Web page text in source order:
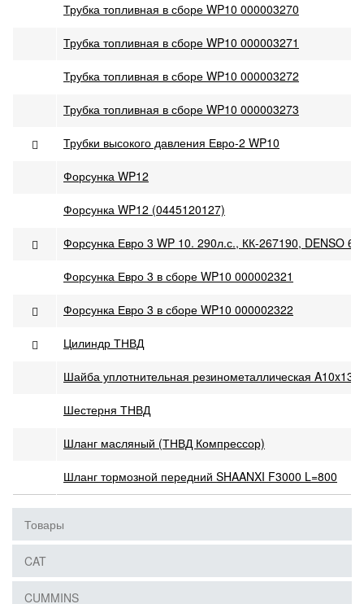
Трубка топливная в сборе WP10 000003270
Трубка топливная в сборе WP10 000003271
Трубка топливная в сборе WP10 000003272
Трубка топливная в сборе WP10 000003273
Трубки высокого давления Евро-2 WP10
Форсунка WP12
Форсунка WP12 (0445120127)
Форсунка Евро 3 WP 10. 290л.с., КК-267190, DENSO
Форсунка Евро 3 в сборе WP10 000002321
Форсунка Евро 3 в сборе WP10 000002322
Цилиндр ТНВД
Шайба уплотнительная резинометаллическая
Шестерня ТНВД
Шланг масляный (ТНВД Компрессор)
Шланг тормозной передний SHAANXI F3000 L=800
Товары
CAT
CUMMINS